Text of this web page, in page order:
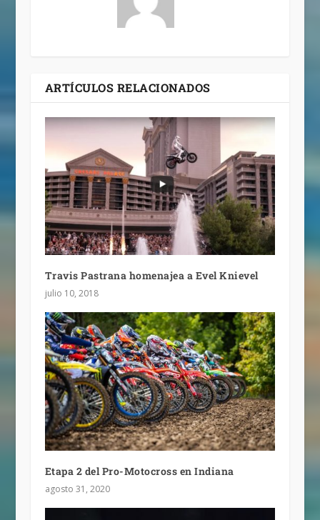
ARTÍCULOS RELACIONADOS
Travis Pastrana homenajea a Evel Knievel
julio 10, 2018
Etapa 2 del Pro-Motocross en Indiana
agosto 31, 2020